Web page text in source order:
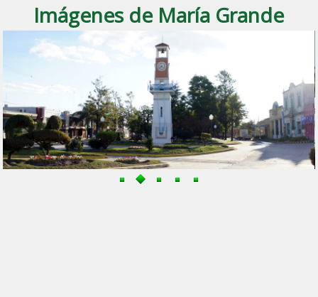
Imágenes de María Grande